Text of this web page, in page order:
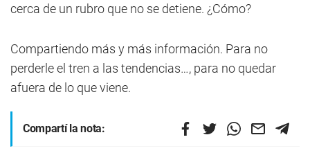
cerca de un rubro que no se detiene. ¿Cómo?
Compartiendo más y más información. Para no
perderle el tren a las tendencias…, para no quedar
afuera de lo que viene.
Compartí la nota: